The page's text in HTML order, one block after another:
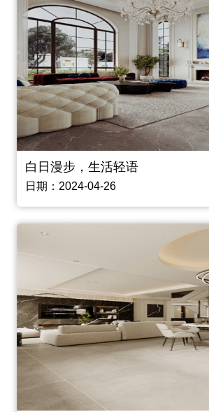
白日漫步，生活轻语
日期：2024-04-26